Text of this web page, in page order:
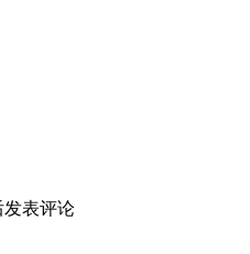
发表评论